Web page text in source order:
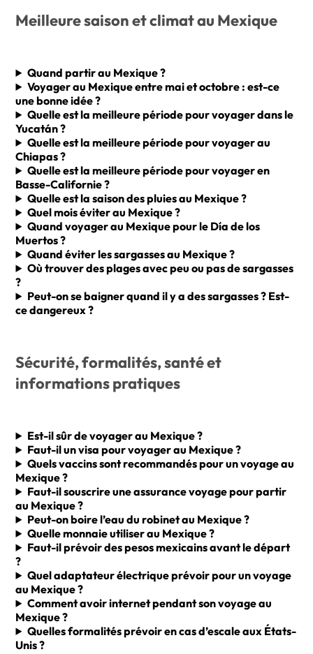
Meilleure saison et climat au Mexique
Quand partir au Mexique ?
Voyager au Mexique entre mai et octobre : est-ce
une bonne idée ?
Quelle est la meilleure période pour voyager dans le
Yucatán ?
Quelle est la meilleure période pour voyager au
Chiapas ?
Quelle est la meilleure période pour voyager en
Basse-Californie ?
Quelle est la saison des pluies au Mexique ?
Quel mois éviter au Mexique ?
Quand voyager au Mexique pour le Día de los
Muertos ?
Quand éviter les sargasses au Mexique ?
Où trouver des plages avec peu ou pas de sargasses
?
Peut-on se baigner quand il y a des sargasses ? Est-
ce dangereux ?
Sécurité, formalités, santé et
informations pratiques
Est-il sûr de voyager au Mexique ?
Faut-il un visa pour voyager au Mexique ?
Quels vaccins sont recommandés pour un voyage au
Mexique ?
Faut-il souscrire une assurance voyage pour partir
au Mexique ?
Peut-on boire l’eau du robinet au Mexique ?
Quelle monnaie utiliser au Mexique ?
Faut-il prévoir des pesos mexicains avant le départ
?
Quel adaptateur électrique prévoir pour un voyage
au Mexique ?
Comment avoir internet pendant son voyage au
Mexique ?
Quelles formalités prévoir en cas d’escale aux États-
Unis ?